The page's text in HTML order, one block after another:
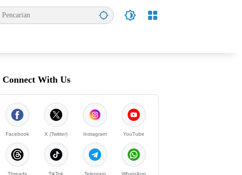
Connect With Us
Facebook X (Twitter) Instagram YouTube
Threads TikTok Telegram WhatsApp